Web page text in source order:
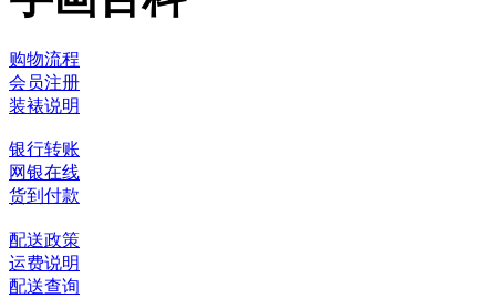
购物流程
会员注册
装裱说明
银行转账
网银在线
货到付款
配送政策
运费说明
配送查询